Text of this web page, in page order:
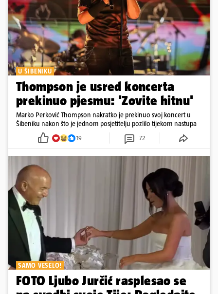
U ŠIBENIKU
Thompson je usred koncerta
prekinuo pjesmu: 'Zovite hitnu'
Marko Perković Thompson nakratko je prekinuo svoj koncert u
Šibeniku nakon što je jednom posjetitelju pozlilo tijekom nastupa
19 72
SAMO VESELO!
FOTO Ljubo Jurčić rasplesao se